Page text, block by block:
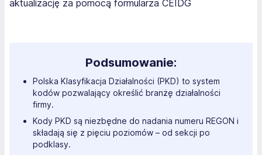
aktualizację za pomocą formularza CEIDG
Podsumowanie:
Polska Klasyfikacja Działalności (PKD) to system
kodów pozwalający określić branżę działalności
firmy.
Kody PKD są niezbędne do nadania numeru REGON i
składają się z pięciu poziomów – od sekcji po
podklasy.